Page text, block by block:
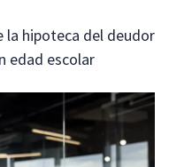
la hipoteca del deudor
edad escolar